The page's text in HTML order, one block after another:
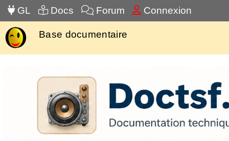
GL Docs Forum Connexion
Base documentaire